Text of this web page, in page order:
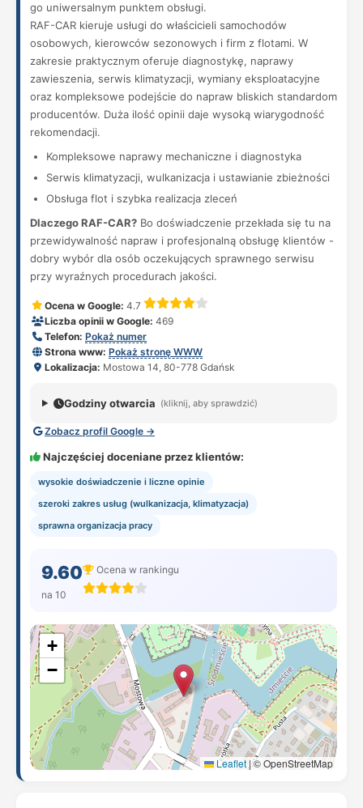
go uniwersalnym punktem obsługi.
RAF-CAR kieruje usługi do właścicieli samochodów
osobowych, kierowców sezonowych i firm z flotami. W
zakresie praktycznym oferuje diagnostykę, naprawy
zawieszenia, serwis klimatyzacji, wymiany eksploatacyjne
oraz kompleksowe podejście do napraw bliskich standardom
producentów. Duża ilość opinii daje wysoką wiarygodność
rekomendacji.
Kompleksowe naprawy mechaniczne i diagnostyka
Serwis klimatyzacji, wulkanizacja i ustawianie zbieżności
Obsługa flot i szybka realizacja zleceń
Dlaczego RAF-CAR? Bo doświadczenie przekłada się tu na
przewidywalność napraw i profesjonalną obsługę klientów -
dobry wybór dla osób oczekujących sprawnego serwisu
przy wyraźnych procedurach jakości.
Ocena w Google: 4.7
Liczba opinii w Google: 469
Telefon: Pokaż numer
Strona www: Pokaż stronę WWW
Lokalizacja: Mostowa 14, 80-778 Gdańsk
Godziny otwarcia (kliknij, aby sprawdzić)
Zobacz profil Google →
Najczęściej doceniane przez klientów:
wysokie doświadczenie i liczne opinie
szeroki zakres usług (wulkanizacja, klimatyzacja)
sprawna organizacja pracy
9.60
na 10
Ocena w rankingu
+
−
Leaflet |© OpenStreetMap